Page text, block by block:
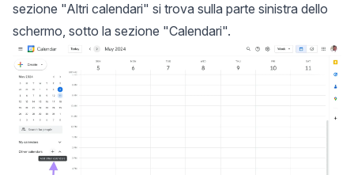
sezione "Altri calendari" si trova sulla parte sinistra dello
schermo, sotto la sezione "Calendari".